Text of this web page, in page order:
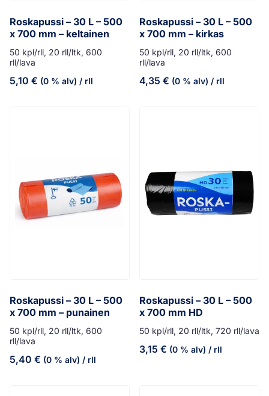
Roskapussi – 30 L – 500
x 700 mm – keltainen
50 kpl/rll, 20 rll/ltk, 600
rll/lava
5,10 € (0 % alv) / rll
Roskapussi – 30 L – 500
x 700 mm – kirkas
50 kpl/rll, 20 rll/ltk, 600
rll/lava
4,35 € (0 % alv) / rll
Roskapussi – 30 L – 500
x 700 mm – punainen
50 kpl/rll, 20 rll/ltk, 600
rll/lava
5,40 € (0 % alv) / rll
Roskapussi – 30 L – 500
x 700 mm HD
50 kpl/rll, 20 rll/ltk, 720 rll/lava
3,15 € (0 % alv) / rll